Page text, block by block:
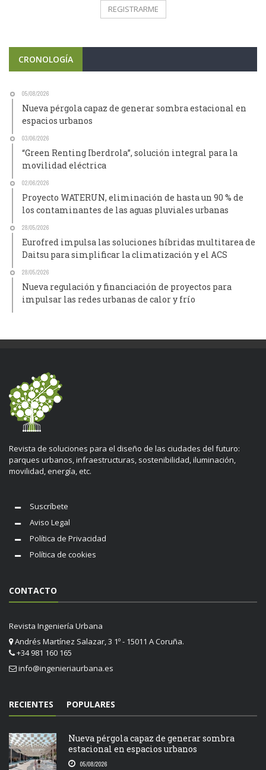
CRONOLOGÍA
05/08/2026
Nueva pérgola capaz de generar sombra estacional en
espacios urbanos
03/06/2026
“Green Renting Iberdrola”, solución integral para la
movilidad eléctrica
02/06/2026
Proyecto WATERUN, eliminación de hasta un 90 % de
los contaminantes de las aguas pluviales urbanas
28/05/2026
Eurofred impulsa las soluciones híbridas multitarea de
Daitsu para simplificar la climatización y el ACS
28/05/2026
Nueva regulación y financiación de proyectos para
impulsar las redes urbanas de calor y frío
Revista de soluciones para el diseño de las ciudades del futuro:
parques urbanos, infraestructuras, sostenibilidad, iluminación,
movilidad, energía, etc.
Suscríbete
Aviso Legal
Política de Privacidad
Política de cookies
CONTACTO
Revista Ingeniería Urbana
Andrés Martínez Salazar, 3 1º - 15011 A Coruña.
+34 981 160 165
info@ingenieriaurbana.es
RECIENTES POPULARES
Nueva pérgola capaz de generar sombra
estacional en espacios urbanos
05/08/2026